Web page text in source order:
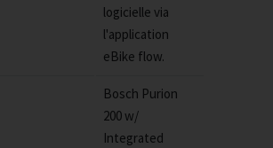
logicielle via
l'application
eBike flow.
Bosch Purion
200 w/
Integrated